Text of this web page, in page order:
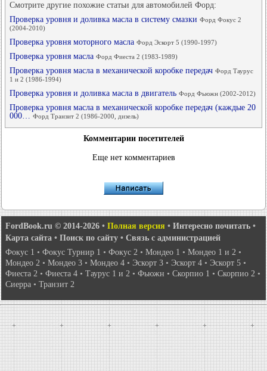
Смотрите другие похожие статьи для автомобилей Форд:
Проверка уровня и доливка масла в систему смазки Форд Фокус 2
(2004-2010)
Проверка уровня моторного масла Форд Эскорт 5 (1990-1997)
Проверка уровня масла Форд Фиеста 2 (1983-1989)
Проверка уровня масла в механической коробке передач Форд Таурус
1 и 2 (1986-1994)
Проверка уровня и доливка масла в двигатель Форд Фьюжн (2002-2012)
Проверка уровня масла в механической коробке передач (каждые 20
000… Форд Транзит 2 (1986-2000, дизель)
Комментарии посетителей
Еще нет комментариев
FordBook.ru © 2014-2026 • Полная версия • Интересно почитать •
Карта сайта • Поиск по сайту • Связь с администрацией
Фокус 1 • Фокус Турнир 1 • Фокус 2 • Мондео 1 • Мондео 1 и 2 •
Мондео 2 • Мондео 3 • Мондео 4 • Эскорт 3 • Эскорт 4 • Эскорт 5 •
Фиеста 2 • Фиеста 4 • Таурус 1 и 2 • Фьюжн • Скорпио 1 • Скорпио 2 •
Сиерра • Транзит 2